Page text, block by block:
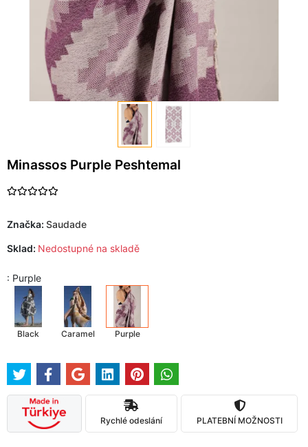
Minassos Purple Peshtemal
Značka: Saudade
Sklad: Nedostupné na skladě
: Purple
Black Caramel Purple
Rychlé odeslání PLATEBNÍ MOŽNOSTI